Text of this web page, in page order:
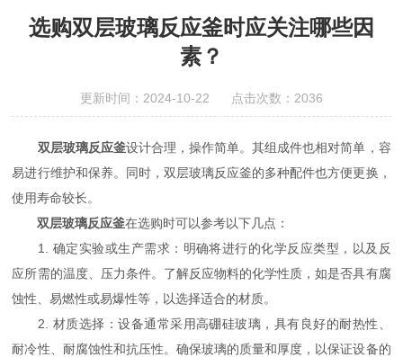
选购双层玻璃反应釜时应关注哪些因
素？
更新时间：2024-10-22 点击次数：2036
双层玻璃反应釜设计合理，操作简单。其组成件也相对简单，容
易进行维护和保养。同时，双层玻璃反应釜的多种配件也方便更换，
使用寿命较长。
双层玻璃反应釜在选购时可以参考以下几点：
1. 确定实验或生产需求：明确将进行的化学反应类型，以及反
应所需的温度、压力条件。了解反应物料的化学性质，如是否具有腐
蚀性、易燃性或易爆性等，以选择适合的材质。
2. 材质选择：设备通常采用高硼硅玻璃，具有良好的耐热性、
耐冷性、耐腐蚀性和抗压性。确保玻璃的质量和厚度，以保证设备的